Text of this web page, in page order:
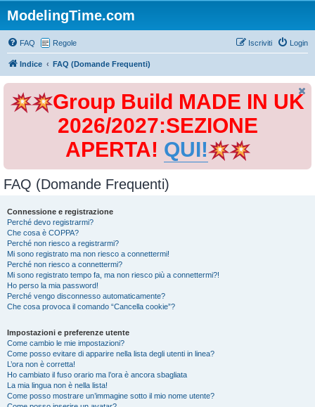
ModelingTime.com
FAQ Regole Login
Iscriviti
Indice FAQ (Domande Frequenti)
Group Build MADE IN UK
2026/2027:SEZIONE
APERTA! QUI!
FAQ (Domande Frequenti)
Connessione e registrazione
Perché devo registrarmi?
Che cosa è COPPA?
Perché non riesco a registrarmi?
Mi sono registrato ma non riesco a connettermi!
Perché non riesco a connettermi?
Mi sono registrato tempo fa, ma non riesco più a connettermi?!
Ho perso la mia password!
Perché vengo disconnesso automaticamente?
Che cosa provoca il comando “Cancella cookie”?
Impostazioni e preferenze utente
Come cambio le mie impostazioni?
Come posso evitare di apparire nella lista degli utenti in linea?
L’ora non è corretta!
Ho cambiato il fuso orario ma l’ora è ancora sbagliata
La mia lingua non è nella lista!
Come posso mostrare un’immagine sotto il mio nome utente?